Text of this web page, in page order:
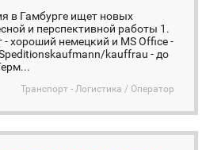
в Гамбурге ищет новых
и перспективной работы 1.
- хороший немецкий и MS Office -
kauffrau - до
Транспорт - Логистика / Оператор